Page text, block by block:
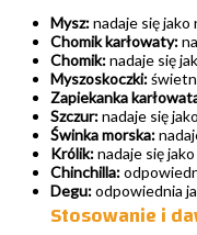
Mysz:nadaje się jako
Chomik karłowaty:
Chomik:nadaje się
Myszoskoczki:
Zapiekanka
Szczur:nadaje się
Świnka morska:
Królik:nadaje się
Chinchilla:
Degu:odpowiednia
Stosowanie i